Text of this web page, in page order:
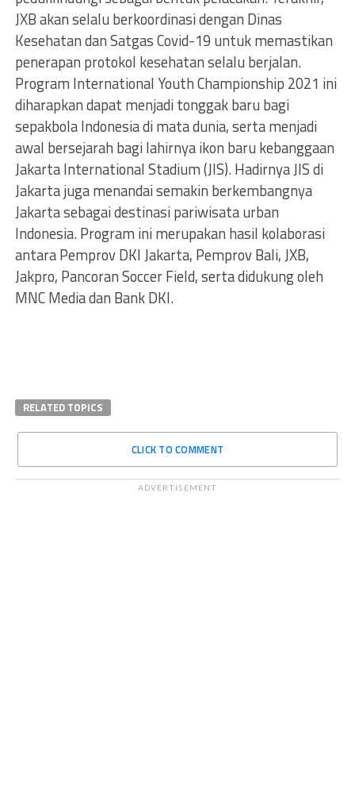
JXB akan selalu berkoordinasi dengan Dinas
Kesehatan dan Satgas Covid-19 untuk memastikan
penerapan protokol kesehatan selalu berjalan.
Program International Youth Championship 2021 ini
diharapkan dapat menjadi tonggak baru bagi
sepakbola Indonesia di mata dunia, serta menjadi
awal bersejarah bagi lahirnya ikon baru kebanggaan
Jakarta International Stadium (JIS). Hadirnya JIS di
Jakarta juga menandai semakin berkembangnya
Jakarta sebagai destinasi pariwisata urban
Indonesia. Program ini merupakan hasil kolaborasi
antara Pemprov DKI Jakarta, Pemprov Bali, JXB,
Jakpro, Pancoran Soccer Field, serta didukung oleh
MNC Media dan Bank DKI.
RELATED TOPICS
CLICK TO COMMENT
ADVERTISEMENT